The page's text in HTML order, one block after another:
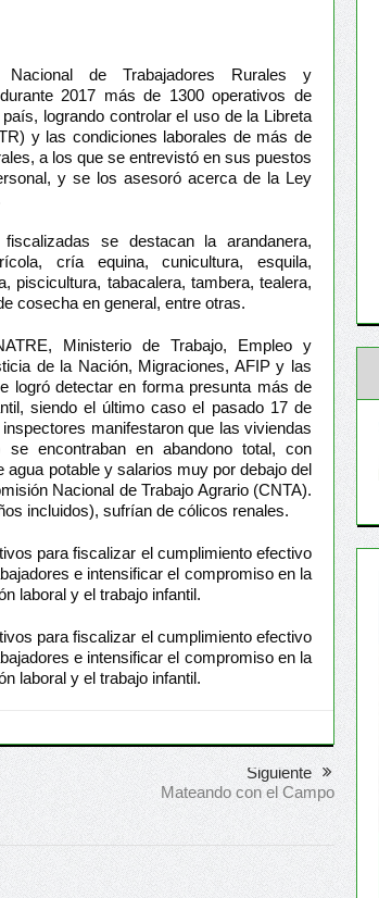
Nacional de Trabajadores Rurales y
2017 más de 1300 operativos de
logrando controlar el uso de la Libreta
y las condiciones laborales de más de
a los que se entrevistó en sus puestos
y se los asesoró acerca de la Ley
se destacan la arandanera,
cría equina, cunicultura, esquila,
piscicultura, tabacalera, tambera, tealera,
cosecha en general, entre otras.
Ministerio de Trabajo, Empleo y
de la Nación, Migraciones, AFIP y las
logró detectar en forma presunta más de
siendo el último caso el pasado 17 de
manifestaron que las viviendas
encontraban en abandono total, con
potable y salarios muy por debajo del
Nacional de Trabajo Agrario (CNTA).
incluidos), sufrían de cólicos renales.
para fiscalizar el cumplimiento efectivo
e intensificar el compromiso en la
laboral y el trabajo infantil.
para fiscalizar el cumplimiento efectivo
e intensificar el compromiso en la
laboral y el trabajo infantil.
Siguiente
Mateando con el Campo